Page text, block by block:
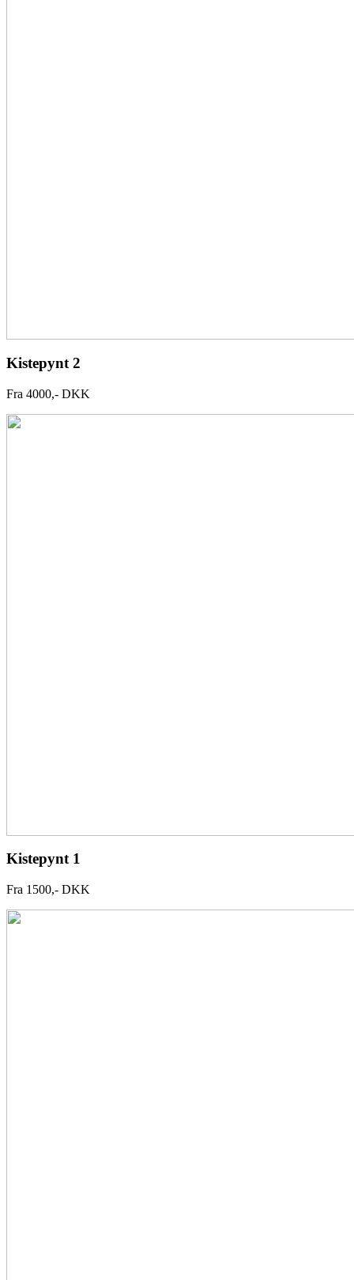
Kistepynt 2
Fra 4000,- DKK
Kistepynt 1
Fra 1500,- DKK